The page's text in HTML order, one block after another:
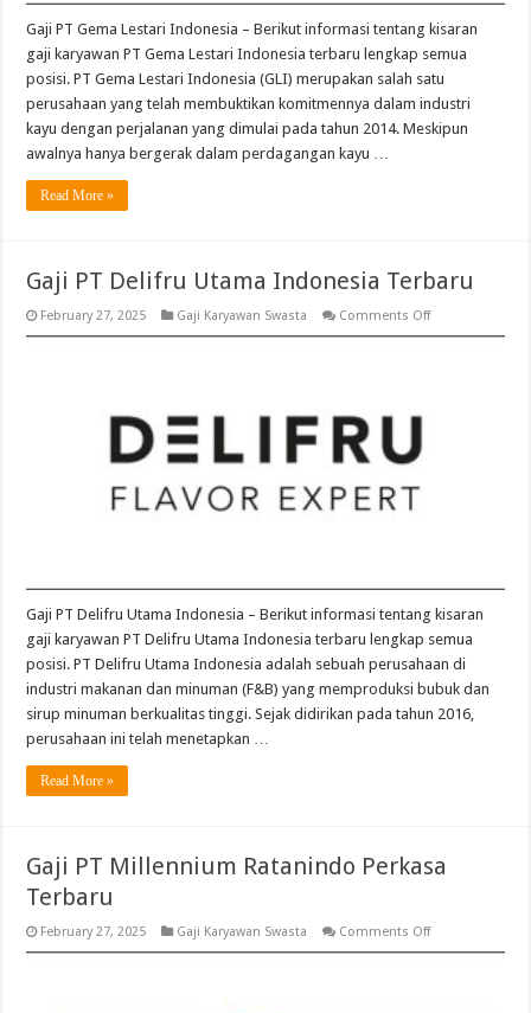
Gaji PT Gema Lestari Indonesia – Berikut informasi tentang kisaran
gaji karyawan PT Gema Lestari Indonesia terbaru lengkap semua
posisi. PT Gema Lestari Indonesia (GLI) merupakan salah satu
perusahaan yang telah membuktikan komitmennya dalam industri
kayu dengan perjalanan yang dimulai pada tahun 2014. Meskipun
awalnya hanya bergerak dalam perdagangan kayu …
Read More »
Gaji PT Delifru Utama Indonesia Terbaru
February 27, 2025 Gaji Karyawan Swasta Comments Offon
Gaji PT Delifru Utama Indonesia – Berikut informasi tentang kisaran
gaji karyawan PT Delifru Utama Indonesia terbaru lengkap semua
posisi. PT Delifru Utama Indonesia adalah sebuah perusahaan di
industri makanan dan minuman (F&B) yang memproduksi bubuk dan
sirup minuman berkualitas tinggi. Sejak didirikan pada tahun 2016,
perusahaan ini telah menetapkan …
Read More »
Gaji PT Millennium Ratanindo Perkasa
Terbaru
February 27, 2025 Gaji Karyawan Swasta Comments Offon